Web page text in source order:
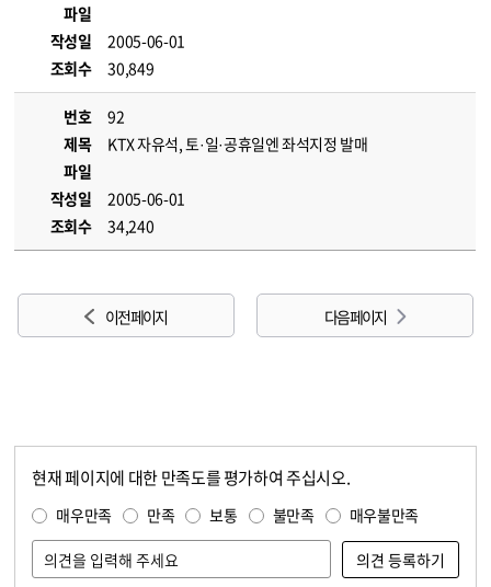
파일
작성일
2005-06-01
조회수
30,849
번호
92
제목
KTX 자유석, 토·일·공휴일엔 좌석지정 발매
파일
작성일
2005-06-01
조회수
34,240
이전 페이지 다음 페이지
현재 페이지에 대한 만족도를 평가하여 주십시오.
매우만족 만족 보통 불만족 매우불만족